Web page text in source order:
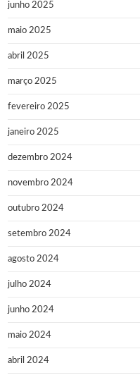
junho 2025
maio 2025
abril 2025
março 2025
fevereiro 2025
janeiro 2025
dezembro 2024
novembro 2024
outubro 2024
setembro 2024
agosto 2024
julho 2024
junho 2024
maio 2024
abril 2024